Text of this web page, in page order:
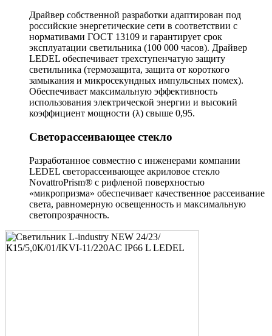
Драйвер собственной разработки адаптирован под
российские энергетические сети в соответствии с
нормативами ГОСТ 13109 и гарантирует срок
эксплуатации светильника (100 000 часов). Драйвер
LEDEL обеспечивает трехступенчатую защиту
светильника (термозащита, защита от короткого
замыкания и микросекундных импульсных помех).
Обеспечивает максимальную эффективность
использования электрической энергии и высокий
коэффициент мощности (λ) свыше 0,95.
Светорассеивающее стекло
Разработанное совместно с инженерами компании
LEDEL светорассеивающее акриловое стекло
NovattroPrism® с рифленой поверхностью
«микропризма» обеспечивает качественное рассеивание
света, равномерную освещенность и максимальную
светопрозрачность.